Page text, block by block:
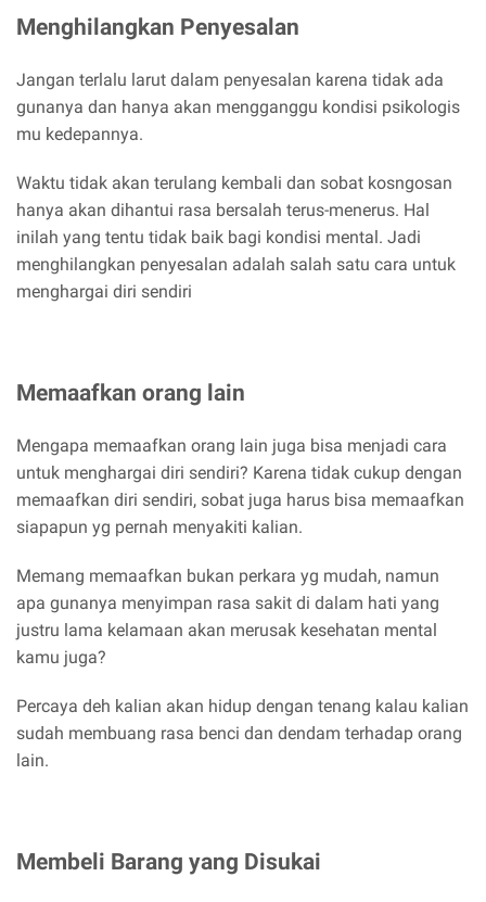
Menghilangkan Penyesalan
Jangan terlalu larut dalam penyesalan karena tidak ada
gunanya dan hanya akan mengganggu kondisi psikologis
mu kedepannya.
Waktu tidak akan terulang kembali dan sobat kosngosan
hanya akan dihantui rasa bersalah terus-menerus. Hal
inilah yang tentu tidak baik bagi kondisi mental. Jadi
menghilangkan penyesalan adalah salah satu cara untuk
menghargai diri sendiri
Memaafkan orang lain
Mengapa memaafkan orang lain juga bisa menjadi cara
untuk menghargai diri sendiri? Karena tidak cukup dengan
memaafkan diri sendiri, sobat juga harus bisa memaafkan
siapapun yg pernah menyakiti kalian.
Memang memaafkan bukan perkara yg mudah, namun
apa gunanya menyimpan rasa sakit di dalam hati yang
justru lama kelamaan akan merusak kesehatan mental
kamu juga?
Percaya deh kalian akan hidup dengan tenang kalau kalian
sudah membuang rasa benci dan dendam terhadap orang
lain.
Membeli Barang yang Disukai